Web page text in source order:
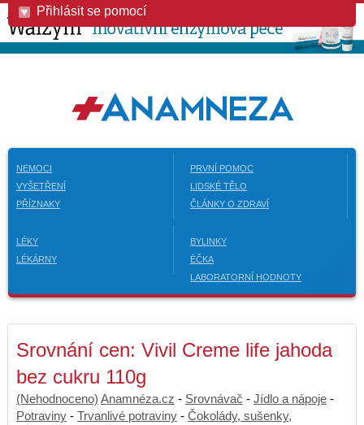
Přihlásit se pomocí
NEMOCI
VYŠETŘENÍ
PŘÍZNAKY
PRVNÍ POMOC
LIDSKÉ TĚLO
ČLÁNKY O ZDRAVÍ
LÉKY
LÉKÁRNY
BYLINKY
ÉČKA
LABORATORNÍ HODNOTY
Srovnání cen: Vivil Creme life jahoda
bez cukru 110g
(Nehodnoceno) Anamnéza.cz - Srovnávač - Jídlo a nápoje -
Potraviny - Trvanlivé potraviny - Čokolády, sušenky,